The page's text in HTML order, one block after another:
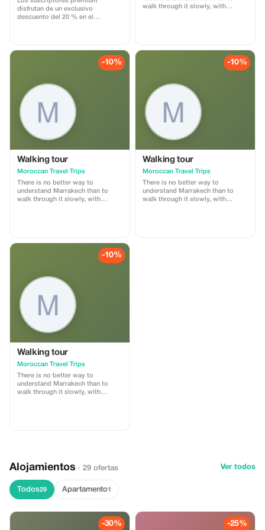
disfrutan de un exclusivo
descuento del 20 % en el
walk through it slowly, with
communal ovens, and centuries-
-10%
Walking tour
Moroccan Travel Trips
There is no better way to
understand Marrakech than to
walk through it slowly, with
communal ovens, and centuries-
-10%
Walking tour
Moroccan Travel Trips
There is no better way to
understand Marrakech than to
walk through it slowly, with
-10%
Walking tour
Moroccan Travel Trips
There is no better way to
understand Marrakech than to
walk through it slowly, with
Alojamientos · 29 ofertas Ver todos
Todos29 Apartamento1
-30% -25%